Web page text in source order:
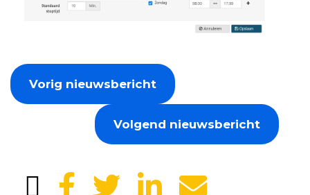
Vorig nieuwsbericht
Volgend nieuwsbericht